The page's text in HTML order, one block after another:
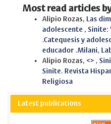
Most read articles
Alipio Rozas, Las
adolescente , Sinite:
.Catequesis y
educador .Milani,
Alipio Rozas, <> ,
Sinite. Revista
Religiosa
Latest publications